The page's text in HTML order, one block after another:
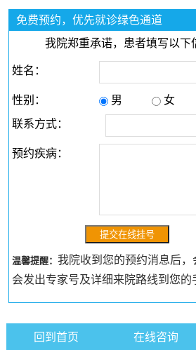
免费预约，优先就诊绿色通道
我院郑重承诺，患者填写以下
姓名：
性别： 男
女
联系方式：
预约疾病：
温馨提醒：我院收到您的预约消息后
会发出专家号及详细来院路线到您的
回到首页 在线咨询